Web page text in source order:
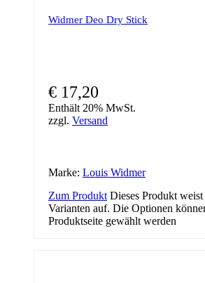
Widmer Deo Dry Stick
€ 17,20
Enthält 20% MwSt.
zzgl. Versand
Marke: Louis Widmer
Zum Produkt Dieses Produkt weist
Varianten auf. Die Optionen
Produktseite gewählt werden